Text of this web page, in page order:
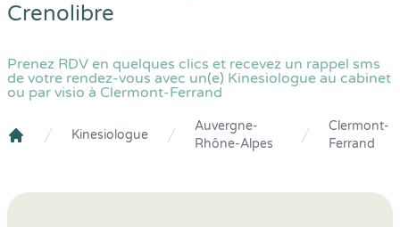
Crenolibre
Prenez RDV en quelques clics et recevez un rappel sms
de votre rendez-vous avec un(e) Kinesiologue au cabinet
ou par visio à Clermont-Ferrand
Kinesiologue
Auvergne-
Rhône-Alpes
Clermont-
Ferrand